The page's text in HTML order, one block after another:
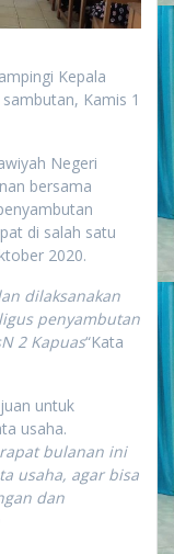
Kepala
Kamis 1
Negeri
bersama
di salah satu
2020.
dilaksanakan
penyambutan
2 Kapuas“Kata
untuk
usaha.
bulanan ini
usaha, agar bisa
dan